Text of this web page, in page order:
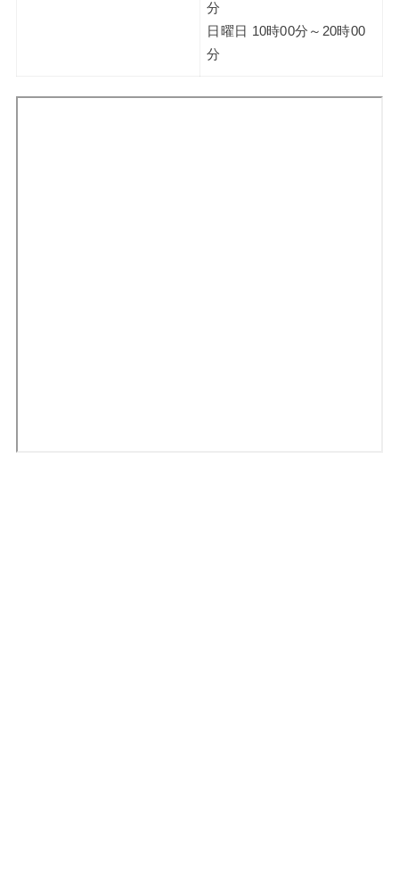
分
日曜日 10時00分～20時00
分